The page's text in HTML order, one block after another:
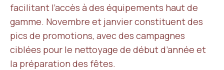
facilitant l’accès à des équipements haut de
gamme. Novembre et janvier constituent des
pics de promotions, avec des campagnes
ciblées pour le nettoyage de début d’année et
la préparation des fêtes.